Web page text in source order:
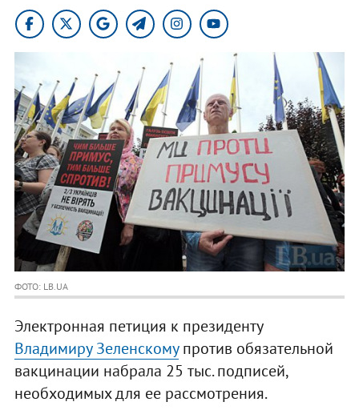
ФОТО: LB.UA
Электронная петиция к президенту
Владимиру Зеленскомупротив обязательной
вакцинации набрала 25 тыс. подписей,
необходимых для ее рассмотрения.